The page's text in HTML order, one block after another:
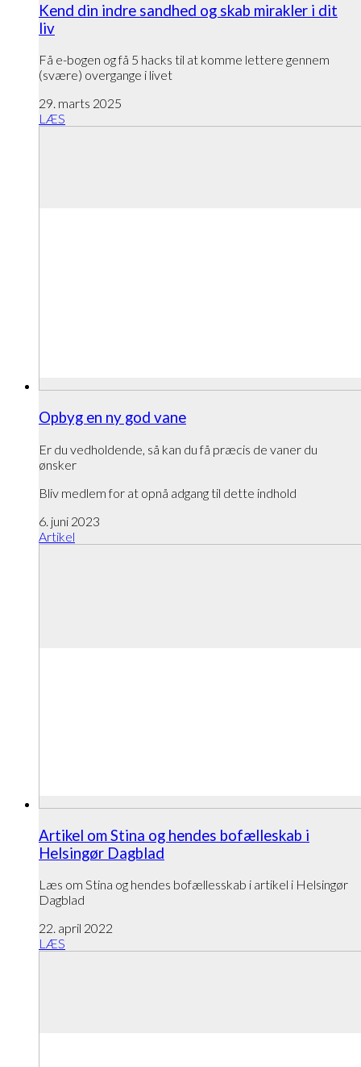
Kend din indre sandhed og skab mirakler i dit
liv
Få e-bogen og få 5 hacks til at komme lettere gennem
(svære) overgange i livet
29. marts 2025
LÆS
Opbyg en ny god vane
Er du vedholdende, så kan du få præcis de vaner du
ønsker
Bliv medlem for at opnå adgang til dette indhold
6. juni 2023
Artikel
Artikel om Stina og hendes bofælleskab i
Helsingør Dagblad
Læs om Stina og hendes bofællesskab i artikel i Helsingør
Dagblad
22. april 2022
LÆS